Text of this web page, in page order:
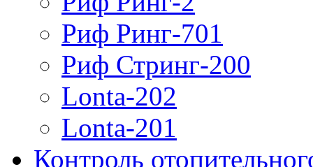
Риф Ринг-701
Риф Стринг-200
Lonta-202
Lonta-201
Контроль